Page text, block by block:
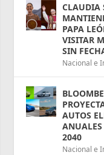
CLAUDIA
PAPA
VISITAR
SIN
Nacional e
AUTOS
2040
Nacional e